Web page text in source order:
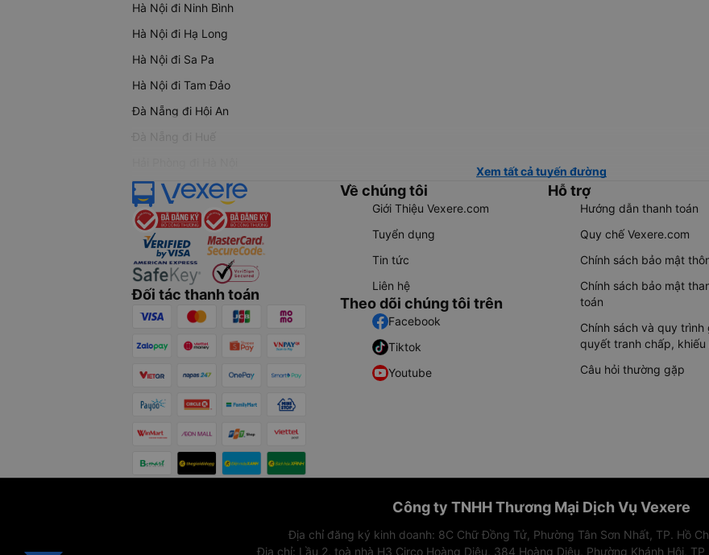
Hà Nội đi Ninh Bình
Hà Nội đi Hạ Long
Hà Nội đi Sa Pa
Hà Nội đi Tam Đảo
Đà Nẵng đi Hội An
Đà Nẵng đi Huế
Xem tất cả tuyến đường
Đối tác thanh toán
Về chúng tôi
Giới Thiệu Vexere.com
Tuyển dụng
Tin tức
Liên hệ
Theo dõi chúng tôi trên
Facebook
Tiktok
Youtube
Hỗ trợ
Hướng dẫn thanh toán
Quy chế Vexere.com
Chính sách bảo mật
Chính sách bảo mật
toán
Chính sách và quy trình
quyết tranh chấp, khiếu
Câu hỏi thường gặp
Công ty TNHH Thương Mại Dịch Vụ Vexere
Địa chỉ đăng ký kinh doanh: 8C Chữ Đồng Tử, Phường Tân Sơn Nhất, TP. Hồ
Địa chỉ: Lầu 2, toà nhà H3 Circo Hoàng Diệu, 384 Hoàng Diệu, Phường Khánh Hội, TP